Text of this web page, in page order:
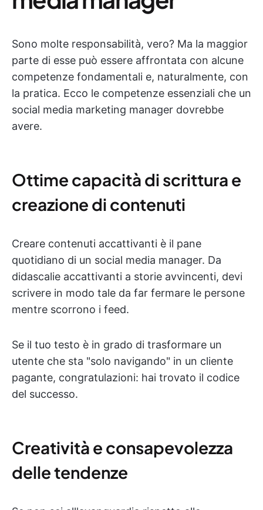
Sono molte responsabilità, vero? Ma la maggior
parte di esse può essere affrontata con alcune
competenze fondamentali e, naturalmente, con
la pratica. Ecco le competenze essenziali che un
social media marketing manager dovrebbe
avere.
Ottime capacità di scrittura e
creazione di contenuti
Creare contenuti accattivanti è il pane
quotidiano di un social media manager. Da
didascalie accattivanti a storie avvincenti, devi
scrivere in modo tale da far fermare le persone
mentre scorrono i feed.
Se il tuo testo è in grado di trasformare un
utente che sta "solo navigando" in un cliente
pagante, congratulazioni: hai trovato il codice
del successo.
Creatività e consapevolezza
delle tendenze